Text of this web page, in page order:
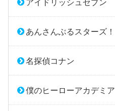
アイドリッシュセブン
あんさんぶるスターズ！
名探偵コナン
僕のヒーローアカデミア